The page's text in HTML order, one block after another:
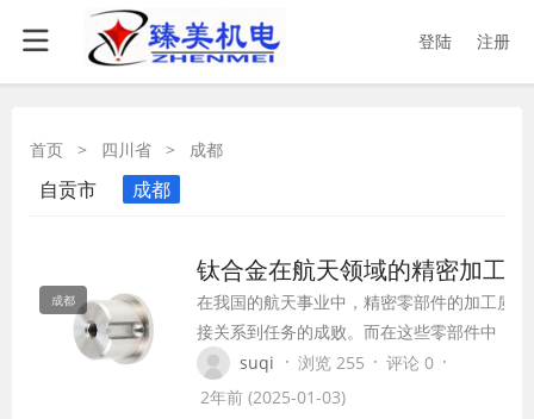
登陆 注册
首页 > 四川省 > 成都
自贡市 成都
成都
钛合金在航天领域的精密加工
在我国的航天事业中，精密零部件的加工质
接关系到任务的成败。而在这些零部件中，
金材质因其独特的性能而备受青睐。然而，
金的加工难度大，对技术和工艺要求极高。
suqi · 浏览 255 · 评论 0 ·
2年前 (2025-01-03)